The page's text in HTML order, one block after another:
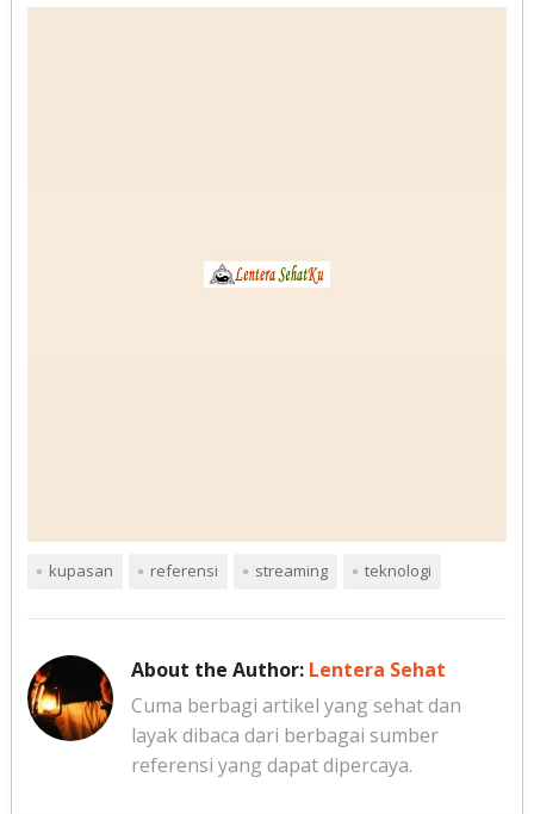
kupasan referensi streaming teknologi
About the Author: Lentera Sehat
Cuma berbagi artikel yang sehat dan
layak dibaca dari berbagai sumber
referensi yang dapat dipercaya.